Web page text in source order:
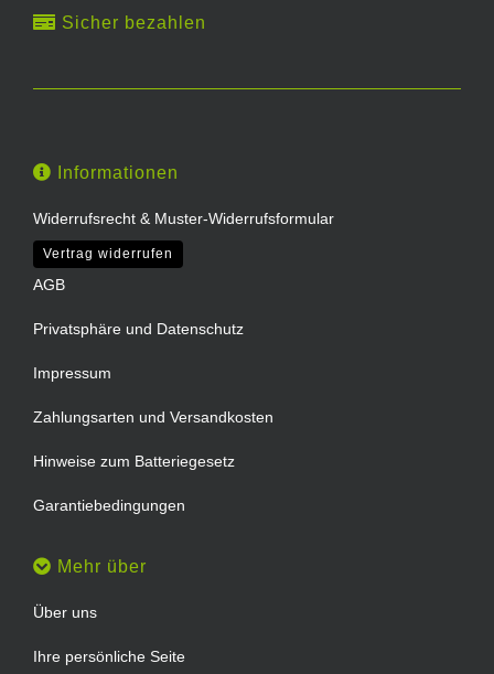
Sicher bezahlen
Informationen
Widerrufsrecht & Muster-Widerrufsformular
Vertrag widerrufen
AGB
Privatsphäre und Datenschutz
Impressum
Zahlungsarten und Versandkosten
Hinweise zum Batteriegesetz
Garantiebedingungen
Mehr über
Über uns
Ihre persönliche Seite